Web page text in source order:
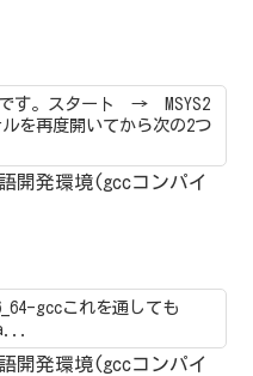
す。スタート → MSYS2
を再度開いてから次の2つ
語開発環境(gccコンパイ
gccこれを通しても
語開発環境(gccコンパイ